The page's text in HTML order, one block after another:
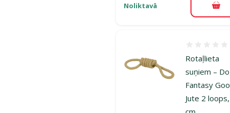
Noliktavā
Rotaļlieta
suņiem –
Fantasy
Jute 2